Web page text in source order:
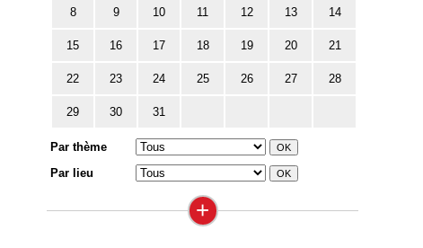
8 9 10 11 12 13 14
15 16 17 18 19 20 21
22 23 24 25 26 27 28
29 30 31
Par thème
Par lieu
+